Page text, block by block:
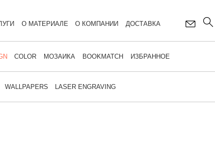
WALLPAPERS LASER ENGRAVING
COLOR МОЗАИКА BOOKMATCH ИЗБРАННОЕ
О МАТЕРИАЛЕ О КОМПАНИИ ДОСТАВКА